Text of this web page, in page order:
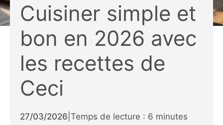
Cuisiner simple et
bon en 2026 avec
les recettes de
Ceci
27/03/2026 Temps de lecture : 6 minutes